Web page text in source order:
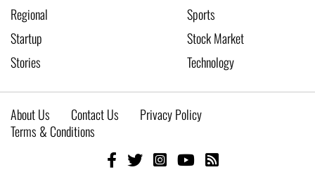
Regional
Sports
Startup
Stock Market
Stories
Technology
About Us Contact Us
Privacy Policy
Terms & Conditions